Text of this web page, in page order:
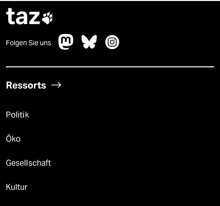
taz
Folgen Sie uns
Ressorts
Politik
Öko
Gesellschaft
Kultur